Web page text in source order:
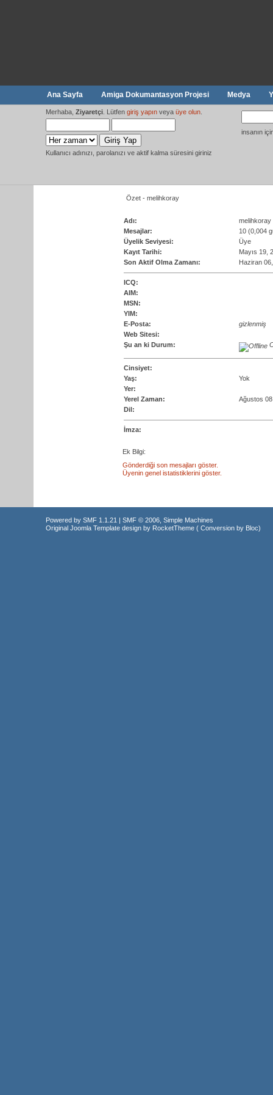
Ana Sayfa Amiga Dokumantasyon Projesi Medya
Merhaba, Ziyaretçi . Lütfen giriş yapın veya üye olun
Kullanıcı adınızı, parolanızı ve aktif kalma süresini giriniz
insanın
Özet - melihkoray
Adı:
melihkoray
Mesajlar:
10 (0,004
Üyelik Seviyesi:
Üye
Kayıt Tarihi:
Mayıs 19,
Son Aktif Olma Zamanı:
Haziran
ICQ:
AIM:
MSN:
YIM:
E-Posta:
gizlenmiş
Web Sitesi:
Şu an ki Durum:
Cinsiyet:
Yaş:
Yok
Yer:
Yerel Zaman:
Ağustos
Dil:
İmza:
Ek Bilgi:
Gönderdiği son mesajları göster.
Üyenin genel istatistiklerini göster.
Powered by SMF 1.1.21 | SMF © 2006, Simple Machines
Original Joomla Template design by RocketTheme ( Conversion by Bloc)